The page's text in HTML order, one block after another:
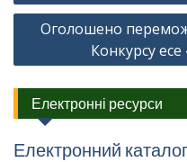
Оголошено
Конкурсу
Електронні ресурси
Електронний каталог